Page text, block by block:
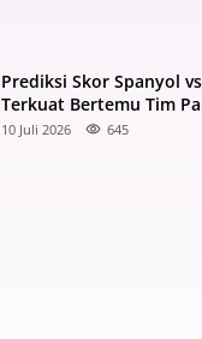
Prediksi Skor Spanyol
Terkuat Bertemu Tim
Menyerang
10 Juli 2026 645